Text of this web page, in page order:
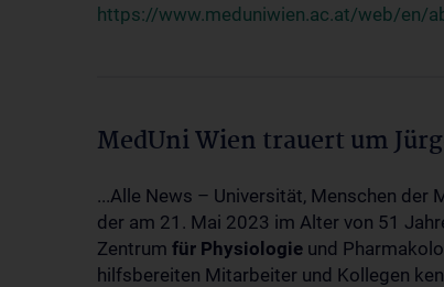
https://www.meduniwien.ac.at/web/en/
MedUni Wien trauert um
...Alle News – Universität, Menschen der
der am 21. Mai 2023 im Alter von 51
Zentrum für Physiologie und
hilfsbereiten Mitarbeiter und Kollegen